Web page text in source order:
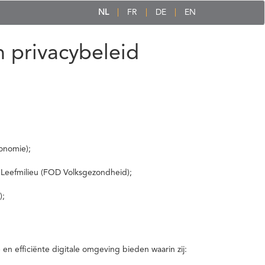
NL FR DE EN
privacybeleid
(FOD Volksgezondheid);
efficiënte digitale omgeving bieden waarin zij: